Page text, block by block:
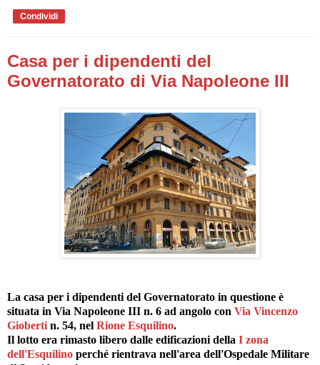
Condividi
Casa per i dipendenti del
Governatorato di Via Napoleone III
La casa per i dipendenti del Governatorato in questione è
situata in Via Napoleone III n. 6 ad angolo con Via Vincenzo
Gioberti n. 54, nel Rione Esquilino.
Il lotto era rimasto libero dalle edificazioni della I zona
dell'Esquilino perché rientrava nell'area dell'Ospedale Militare